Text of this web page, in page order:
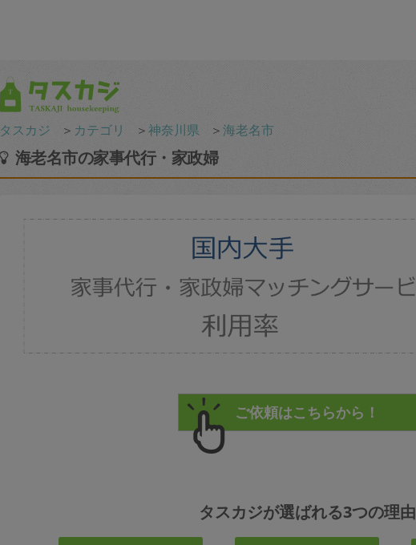
タスカジ ＞ カテゴリ ＞神奈川県 ＞海老名市
海老名市の家事代行・家政婦
タスカジが選ばれる3つの理由